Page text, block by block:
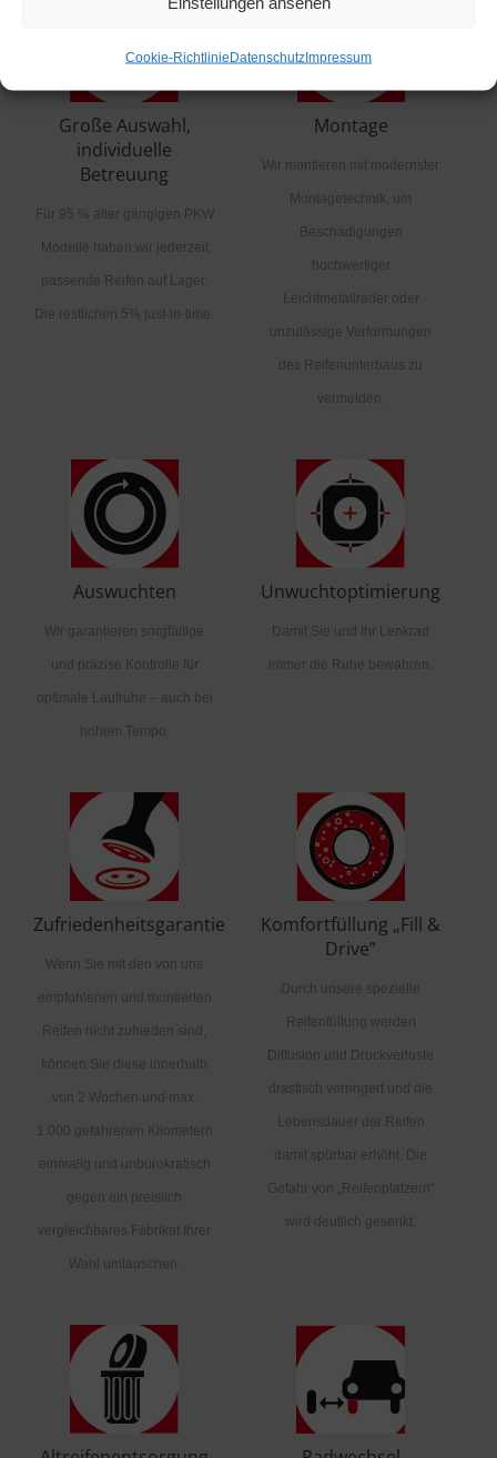
Cookie-RichtlinieDatenschutzImpressum
Große Auswahl,
individuelle
Betreuung
Für 95 % aller gängigen PKW
Modelle haben wir jederzeit
passende Reifen auf Lager.
Die restlichen 5% just-in-time.
Montage
Wir montieren mit modernster
Montagetechnik, um
Beschädigungen
hochwertiger
Leichtmetallräder oder
unzulässige Verformungen
des Reifenunterbaus zu
vermeiden.
Auswuchten
Wir garantieren sorgfältige
und präzise Kontrolle für
optimale Laufruhe – auch bei
hohem Tempo.
Unwuchtoptimierung
Damit Sie und Ihr Lenkrad
immer die Ruhe bewahren.
Zufriedenheitsgarantie
Wenn Sie mit den von uns
empfohlenen und montierten
Reifen nicht zufrieden sind,
können Sie diese innerhalb
von 2 Wochen und max.
1.000 gefahrenen Kilometern
einmalig und unbürokratisch
gegen ein preislich
vergleichbares Fabrikat Ihrer
Wahl umtauschen.
Komfortfüllung „Fill &
Drive”
Durch unsere spezielle
Reifenfüllung werden
Diffusion und Druckverluste
drastisch verringert und die
Lebensdauer der Reifen
damit spürbar erhöht. Die
Gefahr von „Reifenplatzern“
wird deutlich gesenkt.